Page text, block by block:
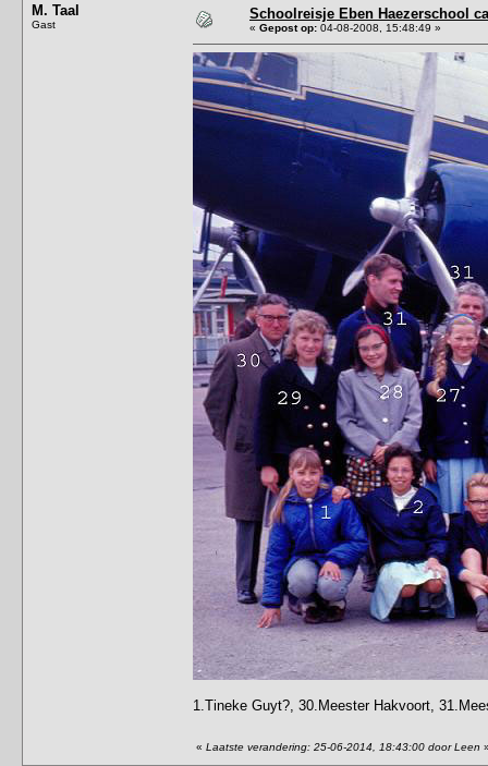
M. Taal
Gast
Schoolreisje Eben Haezerschool
« Gepost op: 04-08-2008, 15:48:49 »
1.Tineke Guyt?, 30.Meester Hakvoort,
« Laatste verandering: 25-06-2014, 18:43:00 door Leen